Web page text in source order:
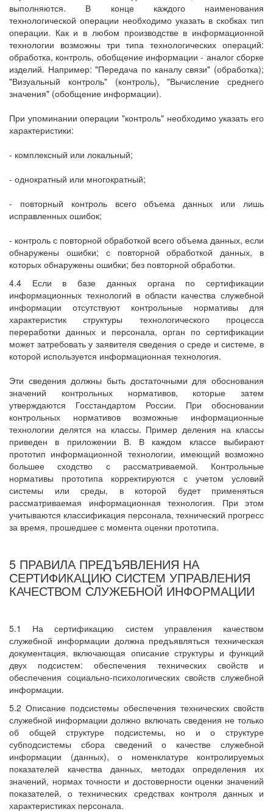
выполняются. В конце каждого наименования
технологической операции необходимо указать в скобках тип
операции. Как и в любом производстве в информационной
технологии возможны три типа технологических операций:
обработка, контроль, обобщение информации - аналог сборке
изделий. Например: "Передача по каналу связи" (обработка);
"Визуальный контроль" (контроль), "Вычисление среднего
значения" (обобщение информации).
При упоминании операции "контроль" необходимо указать его
характеристики:
- комплексный или локальный;
- однократный или многократный;
- повторный контроль всего объема данных или лишь
исправленных ошибок;
- контроль с повторной обработкой всего объема данных, если
обнаружены ошибки; с повторной обработкой данных, в
которых обнаружены ошибки; без повторной обработки.
4.4 Если в базе данных органа по сертификации
информационных технологий в области качества служебной
информации отсутствуют контрольные нормативы для
характеристик структуры технологического процесса
переработки данных и персонала, орган по сертификации
может затребовать у заявителя сведения о среде и системе, в
которой используется информационная технология.
Эти сведения должны быть достаточными для обоснования
значений контрольных нормативов, которые затем
утверждаются Госстандартом России. При обосновании
контрольных нормативов возможные информационные
технологии делятся на классы. Пример деления на классы
приведен в приложении В. В каждом классе выбирают
прототип информационной технологии, имеющий возможно
большее сходство с рассматриваемой. Контрольные
нормативы прототипа корректируются с учетом условий
системы или среды, в которой будет применяться
рассматриваемая информационная технология. При этом
учитываются классификация персонала, технический прогресс
за время, прошедшее с момента оценки прототипа.
5 ПРАВИЛА ПРЕДЪЯВЛЕНИЯ НА
СЕРТИФИКАЦИЮ СИСТЕМ УПРАВЛЕНИЯ
КАЧЕСТВОМ СЛУЖЕБНОЙ ИНФОРМАЦИИ
5.1 На сертификацию систем управления качеством
служебной информации должна предъявляться техническая
документация, включающая описание структуры и функций
двух подсистем: обеспечения технических свойств и
обеспечения социально-психологических свойств служебной
информации.
5.2 Описание подсистемы обеспечения технических свойств
служебной информации должно включать сведения не только
об общей структуре подсистемы, но и о структуре
субподсистемы сбора сведений о качестве служебной
информации (данных), о номенклатуре контролируемых
показателей качества данных, методах определения их
значений, нормах точности и достоверности оценки значений
показателей, о технических средствах контроля данных и
характеристиках персонала.